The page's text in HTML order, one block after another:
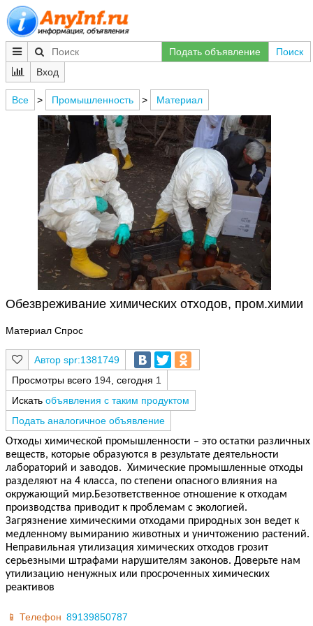
Подать объявление
Поиск
Вход
Все > Промышленность > Материал
Обезвреживание химических отходов, пром.химии
Материал Спрос
spr:1381749
Просмотры всего 194 , сегодня 1
Искать объявления с таким продуктом
Подать аналогичное объявление
Отходы химической промышленности – это остатки различных
веществ, которые образуются в результате деятельности
лабораторий и заводов. Химические промышленные отходы
разделяют на 4 класса, по степени опасного влияния на
окружающий мир.Безответственное отношение к отходам
производства приводит к проблемам с экологией.
Загрязнение химическими отходами природных зон ведет к
медленному вымиранию животных и уничтожению растений.
Неправильная утилизация химических отходов грозит
серьезными штрафами нарушителям законов. Доверьте нам
утилизацию ненужных или просроченных химических
реактивов
Телефон 89139850787